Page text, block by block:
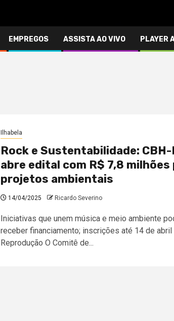
EMPREGOS ASSISTA AO VIVO PLAYER
Ilhabela
Rock e Sustentabilidade: CBH-
abre edital com R$ 7,8 milhões
projetos ambientais
14/04/2025 Ricardo Severino
Iniciativas que unem música e meio ambiente
receber financiamento; inscrições até 14 de abril
Reprodução O Comitê de...